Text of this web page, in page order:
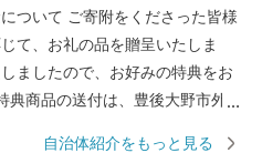
ださった皆様
て、お礼の品を贈呈いたしま
ましたので、お好みの特典をお
自治体紹介をもっと見る